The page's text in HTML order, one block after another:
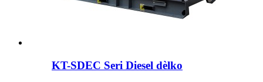
KT-SDEC Seri Diesel dèlko